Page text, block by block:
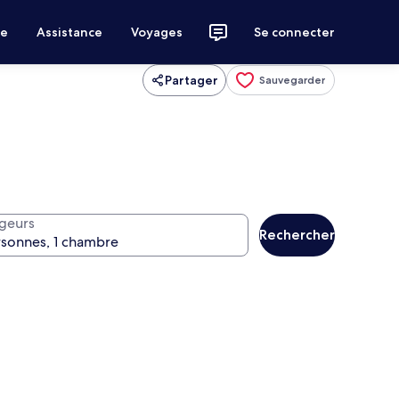
Assistance Voyages Se connecter
Partager Sauvegarder
Rechercher